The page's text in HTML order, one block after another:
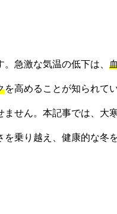
急激な気温の低下は、
を高めることが知られて
せん。本記事では、大
乗り越え、健康的な冬